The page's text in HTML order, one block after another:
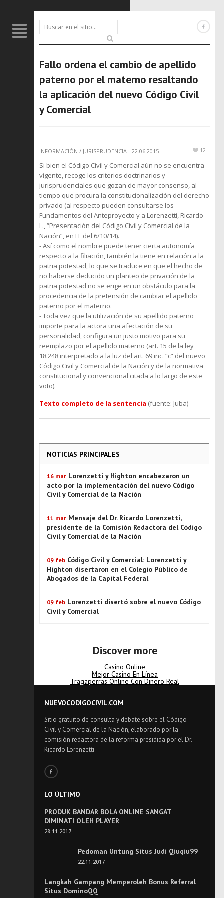
Fallo ordena el cambio de apellido
paterno por el materno resaltando
la aplicación del nuevo Código Civil
y Comercial
INFORMACIÓN / JURISPRUDENCIA - 22.06.2015 12
Si bien el Código Civil y Comercial aún no se encuentra
vigente, recoge los criterios doctrinarios y
jurisprudenciales que gozan de mayor consenso, al
tiempo que procura la constitucionalización del derecho
privado (al respecto pueden consultarse los
Fundamentos del Anteproyecto y a Lorenzetti, Ricardo
L., “Presentación del Código Civil y Comercial de la
Nación”, en LL del 6/10/14).
- Así como el nombre puede tener cierta autonomía
respecto a la filiación, también la tiene en relación a la
patria potestad, lo que se traduce en que el hecho de
no haberse deducido un planteo de privación de la
patria potestad no se erige en un obstáculo para la
procedencia de la pretensión de cambiar el apellido
paterno por el materno.
- Toda vez que la utilización de su apellido paterno
importe para la actora una afectación de su
personalidad, configura un justo motivo para su
reemplazo por el apellido materno (art. 15 de la ley
18.248 interpretado a la luz del art. 69 inc. “c” del nuevo
Código Civil y Comercial de la Nación y de la normativa
constitucional y convencional citada a lo largo de este
voto).
Texto completo de la sentencia (fuente: Juba)
NOTICIAS PRINCIPALES
16 mar Lorenzetti y Highton encabezaron un
acto por la implementación del nuevo Código
Civil y Comercial de la Nación
11 mar Mensaje del Dr. Ricardo Lorenzetti,
presidente de la Comisión Redactora del Código
Civil y Comercial de la Nación
09 feb Código Civil y Comercial: Lorenzetti y
Highton disertaron en el Colegio Público de
Abogados de la Capital Federal
09 feb Lorenzetti disertó sobre el nuevo Código
Civil y Comercial
Discover more
Casino Online
Mejor Casino En Línea
Tragaperras Online Con Dinero Real
NUEVOCODIGOCIVIL.COM
Sitio gratuito de consulta y debate sobre el Código
Civil y Comercial de la Nación, elaborado por la
comisión redactora de la reforma presidida por el Dr.
Ricardo Lorenzetti
LO ÚLTIMO
PRODUK BANDAR BOLA ONLINE SANGAT
DIMINATI OLEH PLAYER
28.11.2017
Pedoman Untung Situs Judi Qiuqiu99
22.11.2017
Langkah Gampang Memperoleh Bonus Referral
Situs DominoQQ